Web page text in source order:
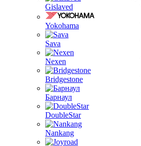
Gislaved
Yokohama
Sava
Nexen
Bridgestone
Барнаул
DoubleStar
Nankang